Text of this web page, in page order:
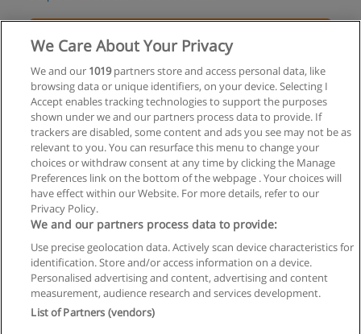
Fellow en Emergencias (Residencia post-básica)
Hospital Universitario Austral
Solicita información
Privacidad de datos
Contactar con Educaedu
Copyright © Educaedu Business S.L. - CIF : B-95610580: -
We Care About Your Privacy
We and our 1019partners store and access personal data, like
browsing data or unique identifiers, on your device. Selecting I
Accept enables tracking technologies to support the purposes
shown under we and our partners process data to provide. If
trackers are disabled, some content and ads you see may not be as
relevant to you. You can resurface this menu to change your
choices or withdraw consent at any time by clicking the Manage
Preferences link on the bottom of the webpage . Your choices will
have effect within our Website. For more details, refer to our
Privacy Policy.
We and our partners process data to provide:
Use precise geolocation data. Actively scan device characteristics for
identification. Store and/or access information on a device.
Personalised advertising and content, advertising and content
measurement, audience research and services development.
List of Partners (vendors)